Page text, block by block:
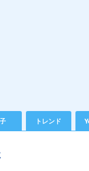
トレンド